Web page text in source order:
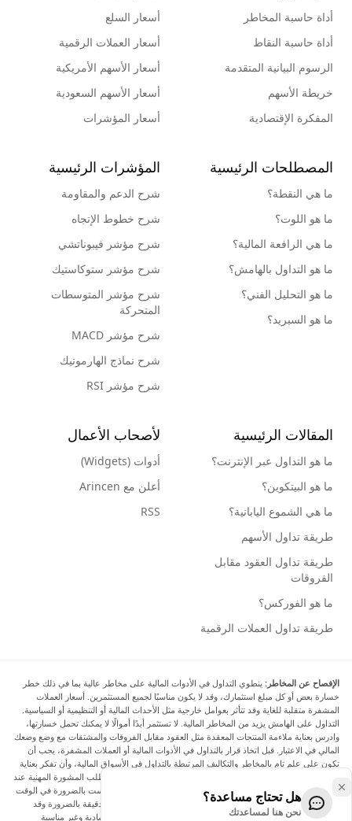
أداة حاسبة المخاطر
أداة حاسبة النقاط
الرسوم البيانية المتقدمة
خريطة الأسهم
المفكرة الإقتصادية
أسعار السلع
أسعار العملات الرقمية
أسعار الأسهم الأمريكية
أسعار الأسهم السعودية
أسعار المؤشرات
المصطلحات الرئيسية
ما هي النقطة؟
ما هو اللوت؟
ما هي الرافعة المالية؟
ما هو التداول بالهامش؟
ما هو التحليل الفني؟
ما هو السبريد؟
المؤشرات الرئيسية
شرح الدعم والمقاومة
شرح خطوط الإتجاه
شرح مؤشر فيبوناتشي
شرح مؤشر ستوكاستيك
شرح مؤشر المتوسطات
المتحركة
شرح مؤشر MACD
شرح نماذج الهارمونيك
شرح مؤشر RSI
المقالات الرئيسية
ما هو التداول عبر الإنترنت؟
ما هو البيتكوين؟
ما هي الشموع اليابانية؟
طريقة تداول الأسهم
طريقة تداول العقود مقابل
الفروقات
ما هو الفوركس؟
طريقة تداول العملات الرقمية
لأصحاب الأعمال
أدوات (Widgets)
أعلن مع Arincen
RSS
الإفصاح عن المخاطر: ينطوي التداول في الأدوات المالية على مخاطر عالية بما في ذلك خطر
خسارة بعض أو كل مبلغ استثمارك، وقد لا يكون مناسبًا لجميع المستثمرين. أسعار العملات
المشفرة متقلبة للغاية وقد تتأثر بعوامل خارجية مثل الأحداث المالية أو التنظيمية أو السياسية.
التداول على الهامش يزيد من المخاطر المالية. لا تستثمر أبدًا أموالًا لا يمكنك تحمل خسارتها،
وادرس بعناية ملاءمة المنتجات المعقدة مثل العقود مقابل الفروقات والمشتقات مع وضع وضعك
المالي في الاعتبار. قبل اتخاذ قرار بالتداول في الأدوات المالية أو العملات المشفرة، يجب أن
تكون على علم تام بالمخاطر والتكاليف المرتبطة بالتداول في الأسواق المالية، وأن تفكر بعناية
في أهدافك الاستثمارية ومستوى خبرتك ورغبتك في المخاطرة، وأن تطلب المشورة المهنية عند
الحاجة. تود Arincen أن تذكرك بأن البيانات الواردة في هذا الموقع ليست بالضرورة في الوقت
الفعلي وليست دقيقة. البيانات والأسعار الموجودة على الموقع ليست دقيقة بالضرورة وقد
تختلف عن السعر الفعلي في أي سوق معينة، مما يعني أن الأسعار إرشادية وغير مناسبة
هل تحتاج مساعدة؟
نحن هنا لمساعدتك